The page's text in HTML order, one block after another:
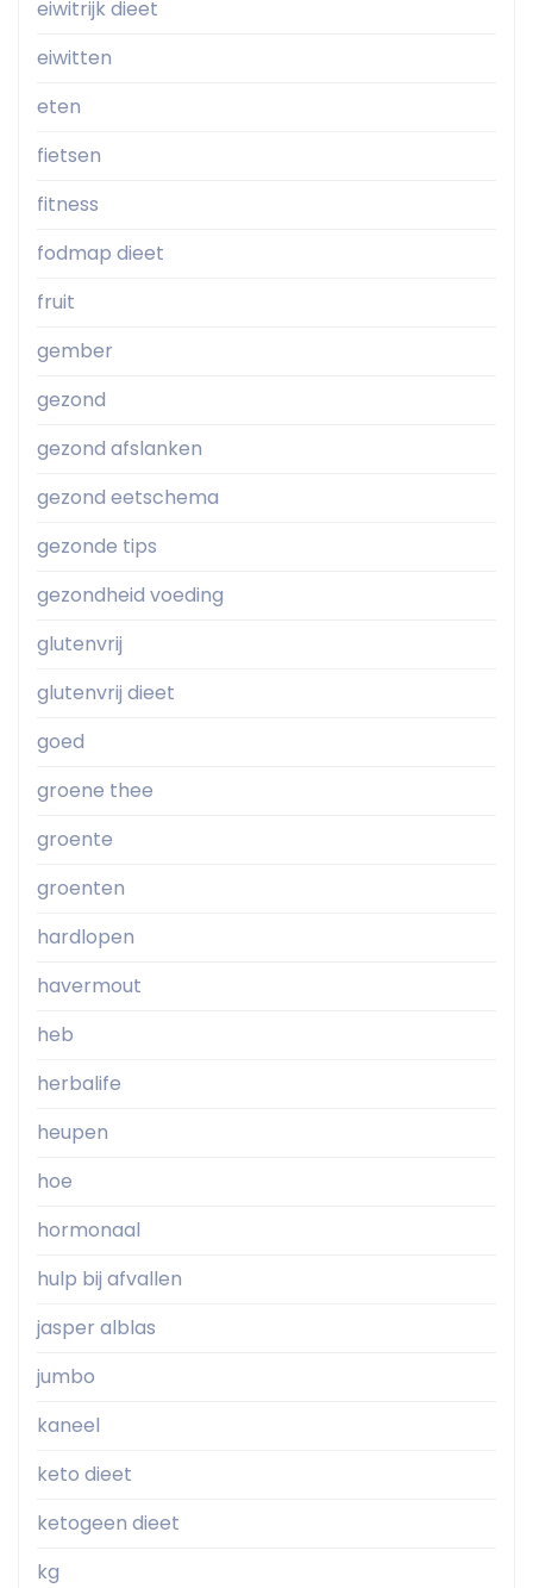
eiwitrijk dieet
eiwitten
eten
fietsen
fitness
fodmap dieet
fruit
gember
gezond
gezond afslanken
gezond eetschema
gezonde tips
gezondheid voeding
glutenvrij
glutenvrij dieet
goed
groene thee
groente
groenten
hardlopen
havermout
heb
herbalife
heupen
hoe
hormonaal
hulp bij afvallen
jasper alblas
jumbo
kaneel
keto dieet
ketogeen dieet
kg